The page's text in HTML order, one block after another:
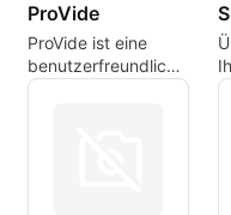
ProVide
ProVide ist eine
benutzerfreundliche
Softwarelösung für